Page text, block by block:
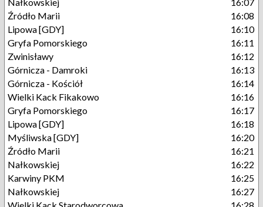
Źródło Marii
16:08
Lipowa [GDY]
16:10
Gryfa Pomorskiego
16:11
Zwinisławy
16:12
Górnicza - Damroki
16:13
Górnicza - Kościół
16:14
Wielki Kack Fikakowo
16:16
Gryfa Pomorskiego
16:17
Lipowa [GDY]
16:18
Myśliwska [GDY]
16:20
Źródło Marii
16:21
Nałkowskiej
16:22
Karwiny PKM
16:25
Nałkowskiej
16:27